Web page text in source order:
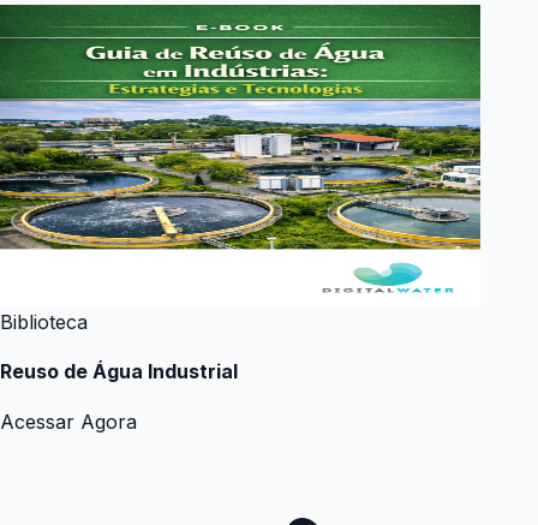
Biblioteca
Reuso de Água Industrial
Acessar Agora